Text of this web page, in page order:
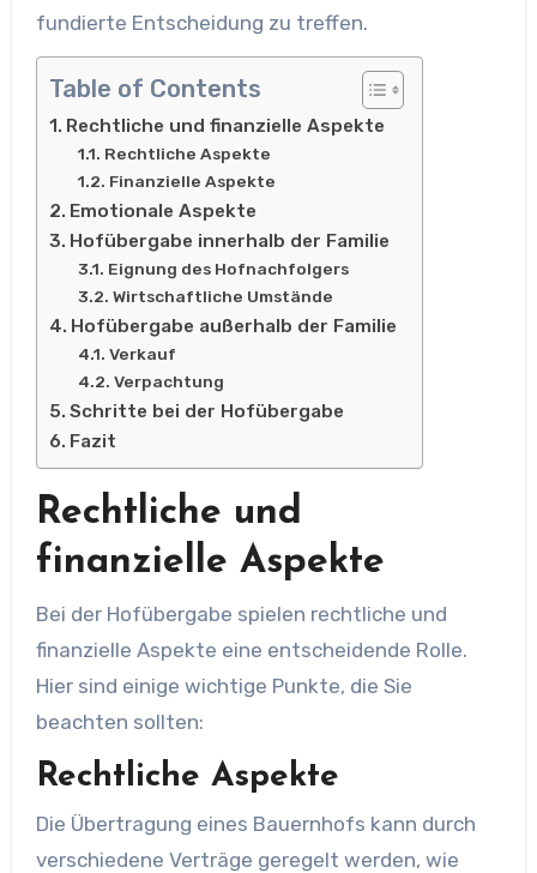
fundierte Entscheidung zu treffen.
Table of Contents
Rechtliche und finanzielle Aspekte
Rechtliche Aspekte
Finanzielle Aspekte
Emotionale Aspekte
Hofübergabe innerhalb der Familie
Eignung des Hofnachfolgers
Wirtschaftliche Umstände
Hofübergabe außerhalb der Familie
Verkauf
Verpachtung
Schritte bei der Hofübergabe
Fazit
Rechtliche und
finanzielle Aspekte
Bei der Hofübergabe spielen rechtliche und
finanzielle Aspekte eine entscheidende Rolle.
Hier sind einige wichtige Punkte, die Sie
beachten sollten:
Rechtliche Aspekte
Die Übertragung eines Bauernhofs kann durch
verschiedene Verträge geregelt werden, wie